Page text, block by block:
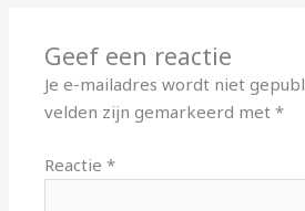
Geef een reactie
Je e-mailadres wordt niet
velden zijn gemarkeerd met*
Reactie*